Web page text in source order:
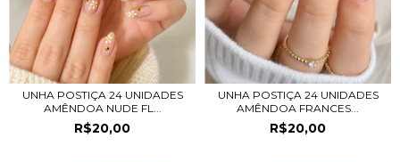
UNHA POSTIÇA 24 UNIDADES
AMÊNDOA NUDE FL...
R$20,00
UNHA POSTIÇA 24 UNIDADES
AMÊNDOA FRANCES...
R$20,00